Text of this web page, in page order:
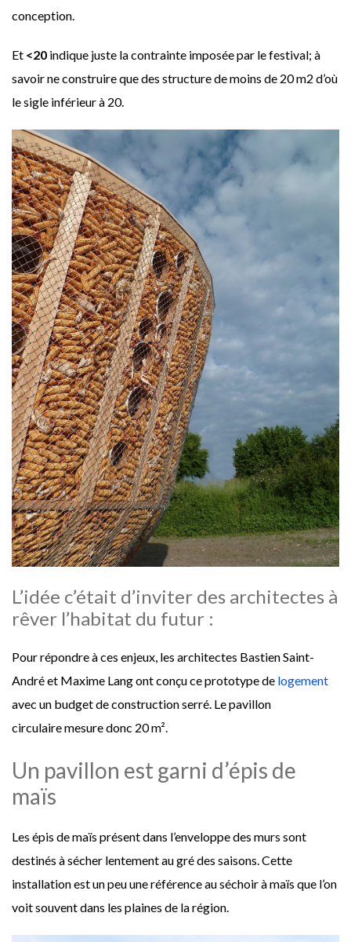
conception.
Et <20 indique juste la contrainte imposée par le festival; à
savoir ne construire que des structure de moins de 20 m2 d’où
le sigle inférieur à 20.
L’idée c’était d’inviter des architectes à
rêver l’habitat du futur :
Pour répondre à ces enjeux, les architectes Bastien Saint-
André et Maxime Lang ont conçu ce prototype de logement
avec un budget de construction serré. Le pavillon
circulaire mesure donc 20 m².
Un pavillon est garni d’épis de
maïs
Les épis de maïs présent dans l’enveloppe des murs sont
destinés à sécher lentement au gré des saisons. Cette
installation est un peu une référence au séchoir à maïs que l’on
voit souvent dans les plaines de la région.